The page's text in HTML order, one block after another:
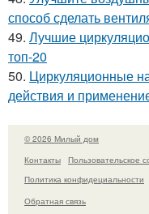
способ сделать
49. Лучшие
топ-20
50. Циркуляционные
действия и
© 2026 Милый дом
Контакты
Пользовательское
Политика конфидециальности
Обратная связь